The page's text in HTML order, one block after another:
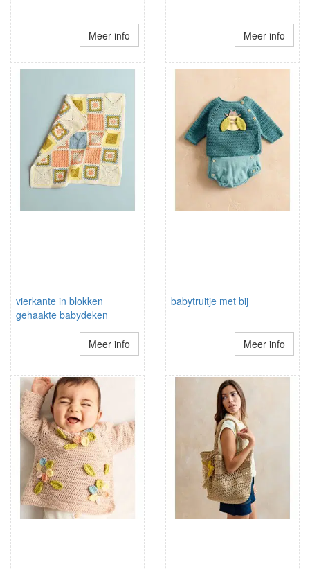
Meer info Meer info
vierkante in blokken
gehaakte babydeken
Meer info
babytruitje met bij
Meer info